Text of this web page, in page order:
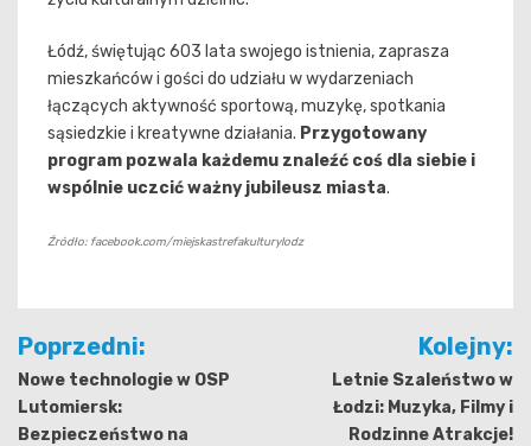
Łódź, świętując 603 lata swojego istnienia, zaprasza
mieszkańców i gości do udziału w wydarzeniach
łączących aktywność sportową, muzykę, spotkania
sąsiedzkie i kreatywne działania. Przygotowany
program pozwala każdemu znaleźć coś dla siebie i
wspólnie uczcić ważny jubileusz miasta.
Źródło: facebook.com/miejskastrefakulturylodz
Nawigacja
wpisu
Poprzedni:
Nowe technologie w OSP
Lutomiersk:
Bezpieczeństwo na
Kolejny:
Letnie Szaleństwo w
Łodzi: Muzyka, Filmy i
Rodzinne Atrakcje!